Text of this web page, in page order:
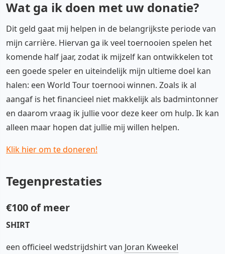
Wat ga ik doen met uw donatie?
Dit geld gaat mij helpen in de belangrijkste periode van
mijn carrière. Hiervan ga ik veel toernooien spelen het
komende half jaar, zodat ik mijzelf kan ontwikkelen tot
een goede speler en uiteindelijk mijn ultieme doel kan
halen: een World Tour toernooi winnen. Zoals ik al
aangaf is het financieel niet makkelijk als badmintonner
en daarom vraag ik jullie voor deze keer om hulp. Ik kan
alleen maar hopen dat jullie mij willen helpen.
Klik hier om te doneren!
Tegenprestaties
€100 of meer
SHIRT
een officieel wedstrijdshirt van Joran Kweekel